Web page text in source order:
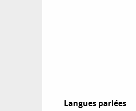
Langues parlées
Langues parlées